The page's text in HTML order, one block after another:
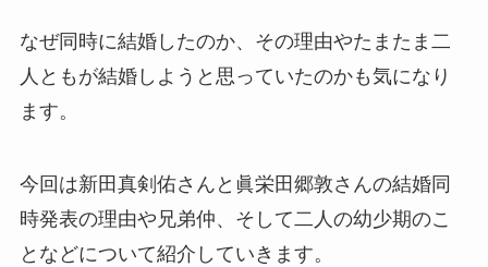
なぜ同時に結婚したのか、その理由やたまたま二
人ともが結婚しようと思っていたのかも気になり
ます。
今回は新田真剣佑さんと眞栄田郷敦さんの結婚同
時発表の理由や兄弟仲、そして二人の幼少期のこ
となどについて紹介していきます。